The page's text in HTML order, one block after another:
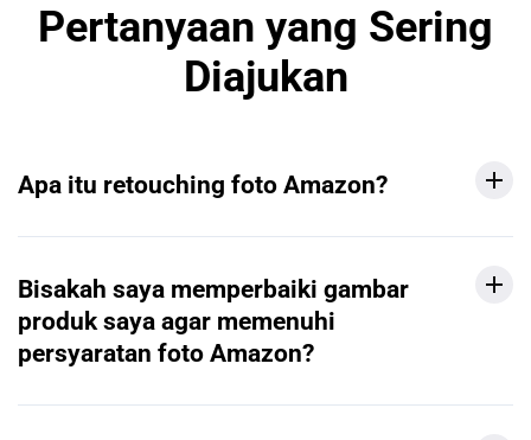
Pertanyaan yang Sering
Diajukan
Apa itu retouching foto Amazon?
Bisakah saya memperbaiki gambar
produk saya agar memenuhi
persyaratan foto Amazon?